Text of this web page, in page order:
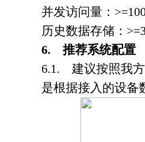
并发访问量：
历史数据存储：
6. 推荐系统配置
6.1. 建议按照我方
是根据接入的设备